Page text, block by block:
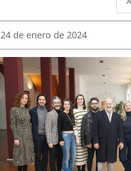
Fecha
la
noticia
24 de enero de 2024